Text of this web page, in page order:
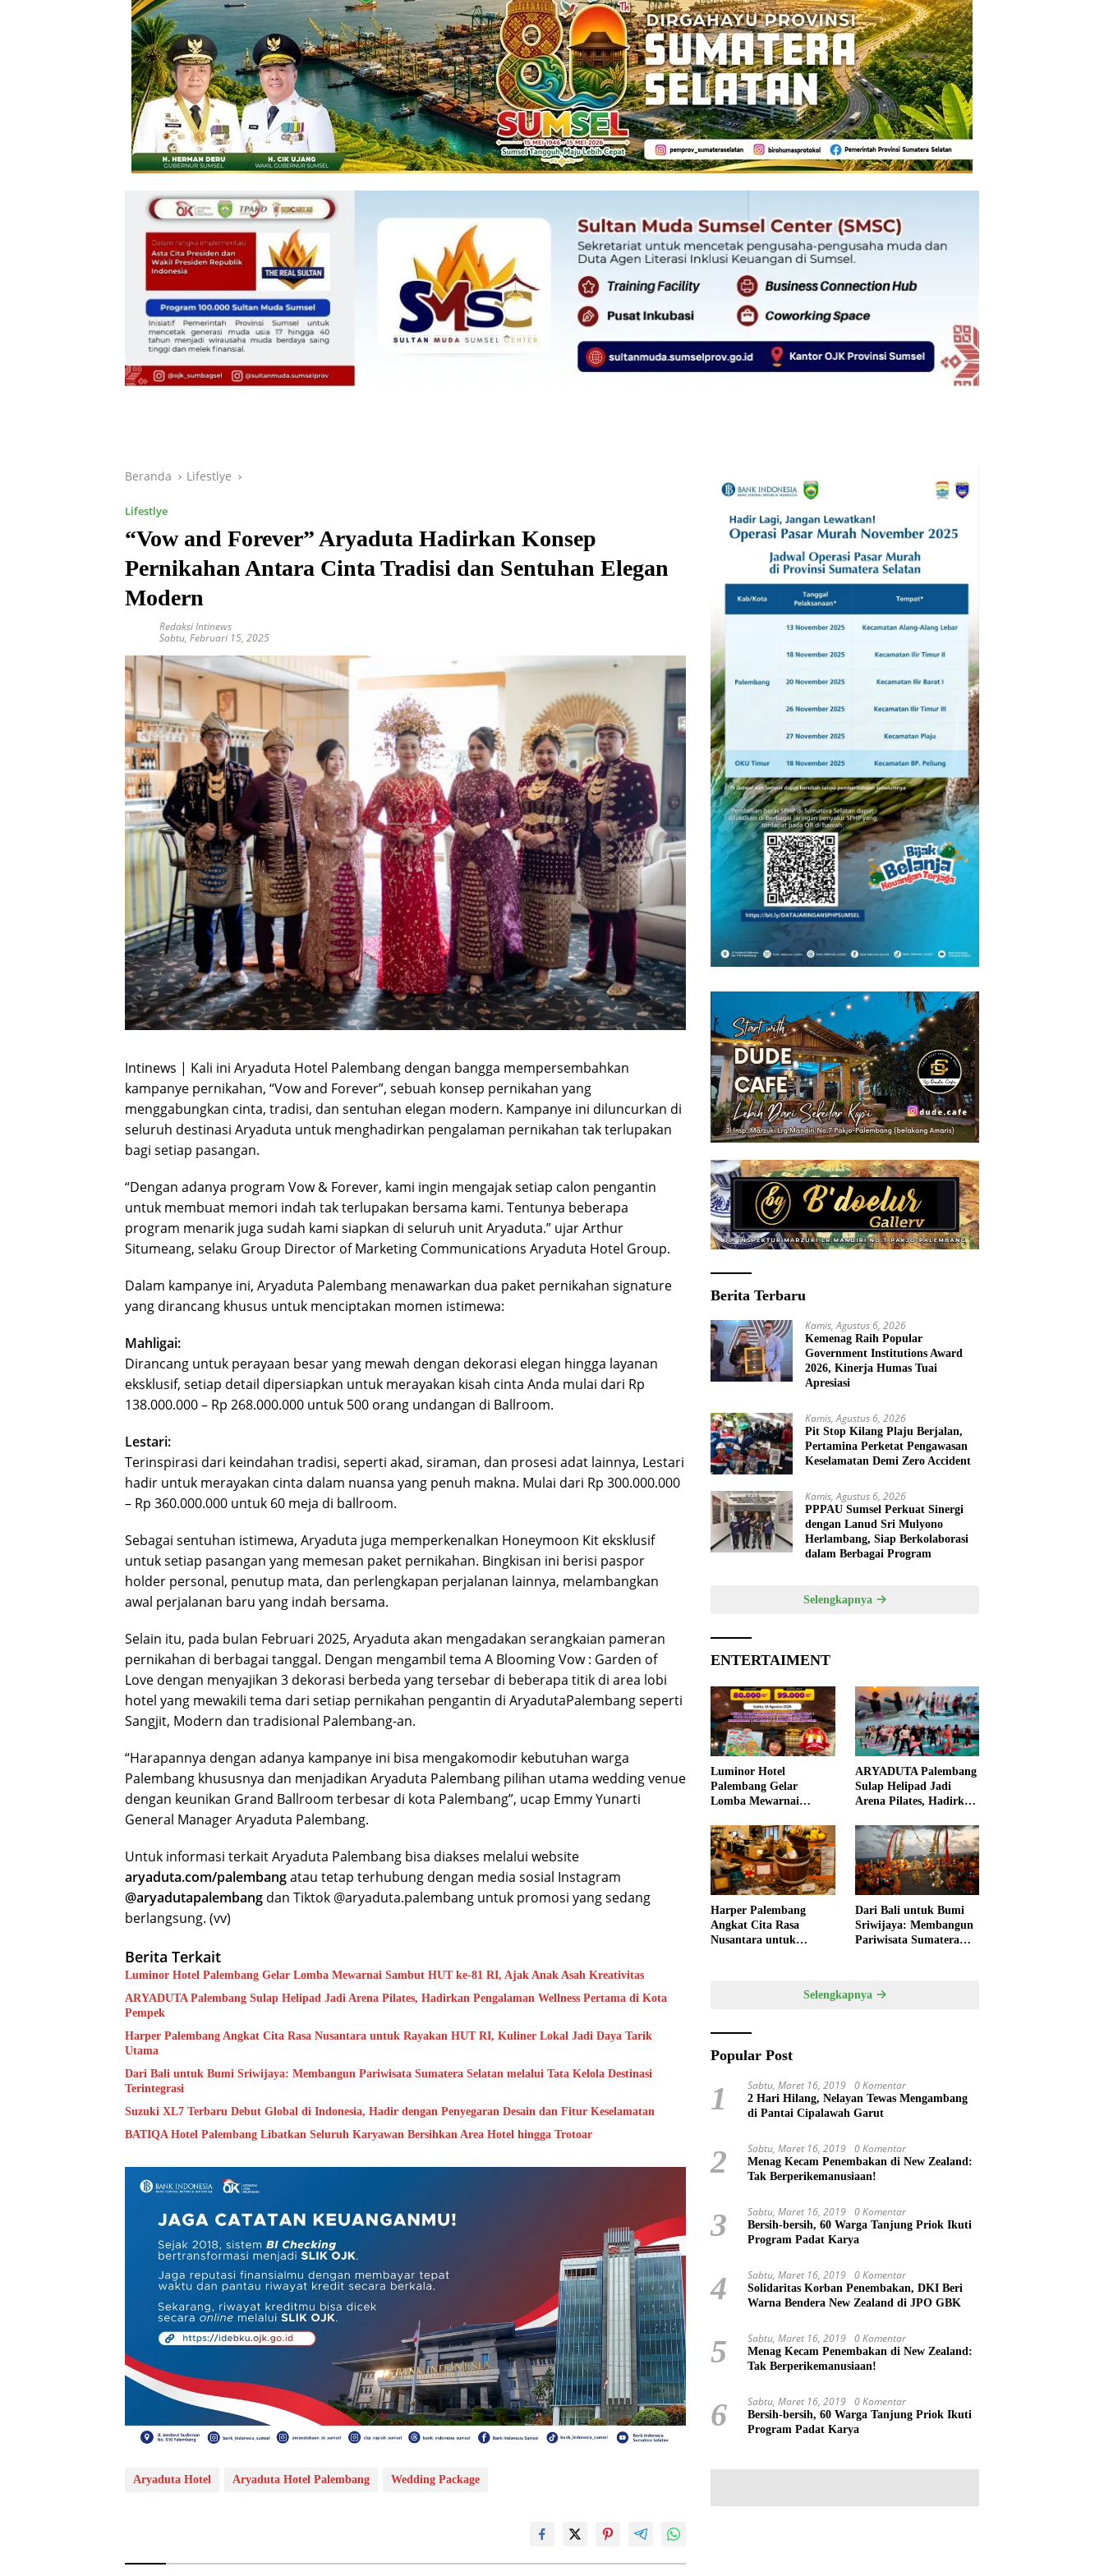
Beranda Lifestlye
Lifestlye
“Vow and Forever” Aryaduta Hadirkan Konsep
Pernikahan Antara Cinta Tradisi dan Sentuhan Elegan
Modern
Redaksi Intinews
Sabtu, Februari 15, 2025
Intinews | Kali ini Aryaduta Hotel Palembang dengan bangga mempersembahkan
kampanye pernikahan, “Vow and Forever”, sebuah konsep pernikahan yang
menggabungkan cinta, tradisi, dan sentuhan elegan modern. Kampanye ini diluncurkan di
seluruh destinasi Aryaduta untuk menghadirkan pengalaman pernikahan tak terlupakan
bagi setiap pasangan.
“Dengan adanya program Vow & Forever, kami ingin mengajak setiap calon pengantin
untuk membuat memori indah tak terlupakan bersama kami. Tentunya beberapa
program menarik juga sudah kami siapkan di seluruh unit Aryaduta.” ujar Arthur
Situmeang, selaku Group Director of Marketing Communications Aryaduta Hotel Group.
Dalam kampanye ini, Aryaduta Palembang menawarkan dua paket pernikahan signature
yang dirancang khusus untuk menciptakan momen istimewa:
Mahligai:
Dirancang untuk perayaan besar yang mewah dengan dekorasi elegan hingga layanan
eksklusif, setiap detail dipersiapkan untuk merayakan kisah cinta Anda mulai dari Rp
138.000.000 – Rp 268.000.000 untuk 500 orang undangan di Ballroom.
Lestari:
Terinspirasi dari keindahan tradisi, seperti akad, siraman, dan prosesi adat lainnya, Lestari
hadir untuk merayakan cinta dalam nuansa yang penuh makna. Mulai dari Rp 300.000.000
– Rp 360.000.000 untuk 60 meja di ballroom.
Sebagai sentuhan istimewa, Aryaduta juga memperkenalkan Honeymoon Kit eksklusif
untuk setiap pasangan yang memesan paket pernikahan. Bingkisan ini berisi paspor
holder personal, penutup mata, dan perlengkapan perjalanan lainnya, melambangkan
awal perjalanan baru yang indah bersama.
Selain itu, pada bulan Februari 2025, Aryaduta akan mengadakan serangkaian pameran
pernikahan di berbagai tanggal. Dengan mengambil tema A Blooming Vow : Garden of
Love dengan menyajikan 3 dekorasi berbeda yang tersebar di beberapa titik di area lobi
hotel yang mewakili tema dari setiap pernikahan pengantin di AryadutaPalembang seperti
Sangjit, Modern dan tradisional Palembang-an.
“Harapannya dengan adanya kampanye ini bisa mengakomodir kebutuhan warga
Palembang khususnya dan menjadikan Aryaduta Palembang pilihan utama wedding venue
dengan keunikan Grand Ballroom terbesar di kota Palembang”, ucap Emmy Yunarti
General Manager Aryaduta Palembang.
Untuk informasi terkait Aryaduta Palembang bisa diakses melalui website
aryaduta.com/palembangatau tetap terhubung dengan media sosial Instagram
@aryadutapalembang dan Tiktok @aryaduta.palembang untuk promosi yang sedang
berlangsung. (vv)
Berita Terkait
Luminor Hotel Palembang Gelar Lomba Mewarnai Sambut HUT ke-81 RI, Ajak Anak Asah Kreativitas
ARYADUTA Palembang Sulap Helipad Jadi Arena Pilates, Hadirkan Pengalaman Wellness Pertama di Kota
Pempek
Harper Palembang Angkat Cita Rasa Nusantara untuk Rayakan HUT RI, Kuliner Lokal Jadi Daya Tarik
Utama
Dari Bali untuk Bumi Sriwijaya: Membangun Pariwisata Sumatera Selatan melalui Tata Kelola Destinasi
Terintegrasi
Suzuki XL7 Terbaru Debut Global di Indonesia, Hadir dengan Penyegaran Desain dan Fitur Keselamatan
BATIQA Hotel Palembang Libatkan Seluruh Karyawan Bersihkan Area Hotel hingga Trotoar
Aryaduta Hotel Aryaduta Hotel Palembang Wedding Package
Berita Terbaru
Kamis, Agustus 6, 2026
Kemenag Raih Popular
Government Institutions Award
2026, Kinerja Humas Tuai
Apresiasi
Kamis, Agustus 6, 2026
Pit Stop Kilang Plaju Berjalan,
Pertamina Perketat Pengawasan
Keselamatan Demi Zero Accident
Kamis, Agustus 6, 2026
PPPAU Sumsel Perkuat Sinergi
dengan Lanud Sri Mulyono
Herlambang, Siap Berkolaborasi
dalam Berbagai Program
Selengkapnya
ENTERTAIMENT
Luminor Hotel
Palembang Gelar
Lomba Mewarnai
Ajak Anak Asah
Kreativitas
ARYADUTA Palembang
Sulap Helipad Jadi
Arena Pilates, Hadirkan
Pertama di Kota
Pempek
Harper Palembang
Angkat Cita Rasa
Nusantara untuk
Dari Bali untuk Bumi
Sriwijaya: Membangun
Pariwisata Sumatera
Selengkapnya
Popular Post
1 Sabtu, Maret 16, 2019 0 Komentar
2 Hari Hilang, Nelayan Tewas Mengambang
di Pantai Cipalawah Garut
2 Sabtu, Maret 16, 2019 0 Komentar
Menag Kecam Penembakan di New Zealand:
Tak Berperikemanusiaan!
3 Sabtu, Maret 16, 2019 0 Komentar
Bersih-bersih, 60 Warga Tanjung Priok Ikuti
Program Padat Karya
4 Sabtu, Maret 16, 2019 0 Komentar
Solidaritas Korban Penembakan, DKI Beri
Warna Bendera New Zealand di JPO GBK
5 Sabtu, Maret 16, 2019 0 Komentar
Menag Kecam Penembakan di New Zealand:
Tak Berperikemanusiaan!
6 Sabtu, Maret 16, 2019 0 Komentar
Bersih-bersih, 60 Warga Tanjung Priok Ikuti
Program Padat Karya